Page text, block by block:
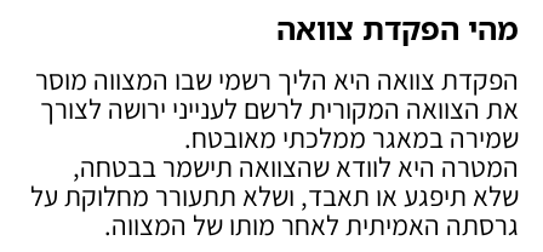
מהי הפקדת צוואה
הפקדת צוואה היא הליך רשמי שבו המצווה מוסר
את הצוואה המקורית לרשם לענייני ירושה לצורך
שמירה במאגר ממלכתי מאובטח.
המטרה היא לוודא שהצוואה תישמר בבטחה,
שלא תיפגע או תאבד, ושלא תתעורר מחלוקת על
גרסתה האמיתית לאחר מותו של המצווה.